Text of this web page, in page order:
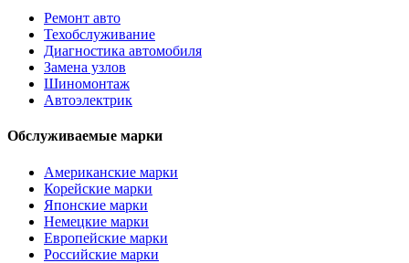
Ремонт авто
Техобслуживание
Диагностика автомобиля
Замена узлов
Шиномонтаж
Автоэлектрик
Обслуживаемые марки
Американские марки
Корейские марки
Японские марки
Немецкие марки
Европейские марки
Российские марки